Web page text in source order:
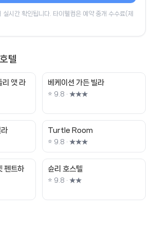
실시간 확인됩니다. 타이웰컴은 예약 중개 수수료(제
텔
리 앳 라
베케이션 가든 빌라
⭐ 9.8 · ★★★
Turtle Room
⭐ 9.8 · ★★★
펜트하
슌리 호스텔
⭐ 9.8 · ★★